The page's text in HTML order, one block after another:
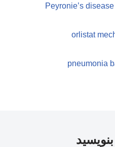
Peyronie’s
orlistat
pneumonia